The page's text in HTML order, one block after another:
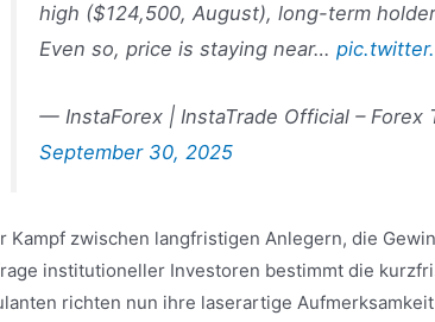
high ($124,500, August), long-term
Even so, price is staying near…
— InstaForex | InstaTrade Official – Forex
September 30, 2025
Kampf zwischen langfristigen Anlegern, die
institutioneller Investoren bestimmt die
richten nun ihre laserartige